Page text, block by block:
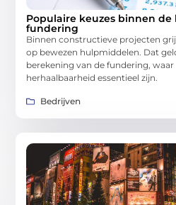
Populaire keuzes binnen
fundering
Binnen constructieve projecten
op bewezen hulpmiddelen. Dat
berekening van de fundering,
herhaalbaarheid essentieel zijn.
Bedrijven